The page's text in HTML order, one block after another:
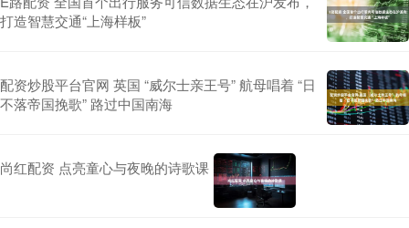
打造智慧交通“上海样板”
配资炒股平台官网 英国 “威尔士亲王号” 航母唱着 “日
不落帝国挽歌” 路过中国南海
尚红配资 点亮童心与夜晚的诗歌课